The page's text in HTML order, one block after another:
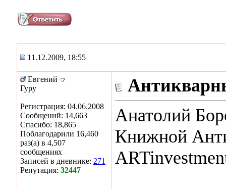
11.12.2009, 18:55
Евгений
Гуру
Регистрация: 04.06.2008
Сообщений: 14,663
Спасибо: 18,865
Поблагодарили 16,460
раз(а) в 4,507
сообщениях
Записей в дневнике: 271
Репутация: 32447
Анатолий
Книжной